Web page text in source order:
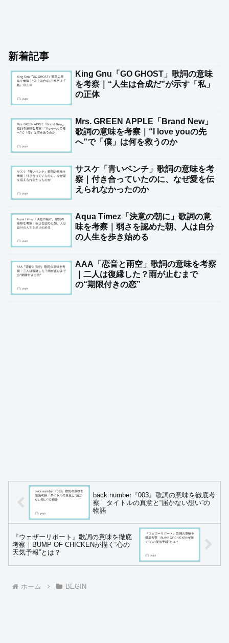
新着記事
King Gnu「GO GHOST」歌詞の意味
を考察｜“人生は合成だ”が示す「私」
の正体
Mrs. GREEN APPLE「Brand New」
歌詞の意味を考察｜“I love youの先
へ”で「僕」は何を救うのか
サスケ「青いベンチ」歌詞の意味を考
察｜付き合っていたのに、なぜ愛を伝
えられなかったのか
Aqua Timez「決意の朝に」歌詞の意
味を考察｜弱さを認めた朝、人は自分
の人生を歩き始める
AAA「恋音と雨空」歌詞の意味を考察
｜二人は復縁した？雨が止むまで
の“期限付きの恋”
back number『003』歌詞の意味を徹底考
察｜タイトルの真意と“届かない想い”の
物語
『ウェザーリポート』歌詞の意味を徹底
考察｜BUMP OF CHICKENが描く“心の
天気予報”とは？
ホーム BEGIN